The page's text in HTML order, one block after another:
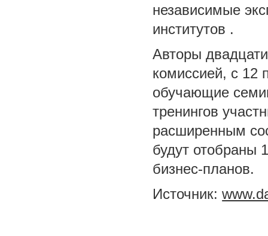
независимые
институтов .
Авторы
комиссией, с 12
обучающие
тренингов
расширенным
будут отобраны
бизнес-планов.
Источник: